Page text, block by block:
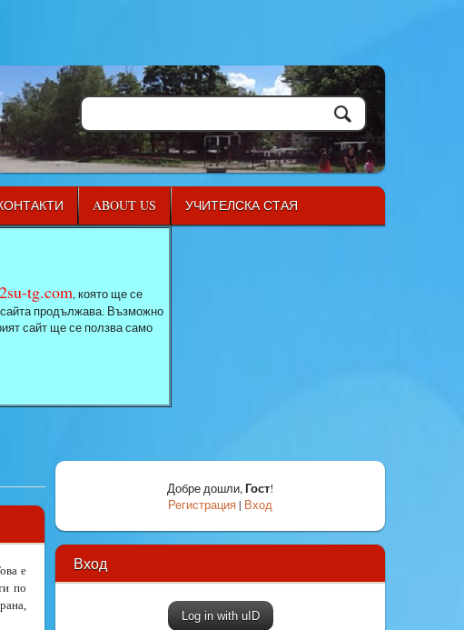
ABOUT US УЧИТЕЛСКА СТАЯ
tg.com, която ще се
сайта продължава. Възможно
сайт ще се ползва само
е
по
Добре дошли,Гост!
Регистрация| Вход
Вход
Log in with uID